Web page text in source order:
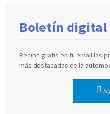
Boletín digital
Recibe gratis en tu email las
más destacadas de la